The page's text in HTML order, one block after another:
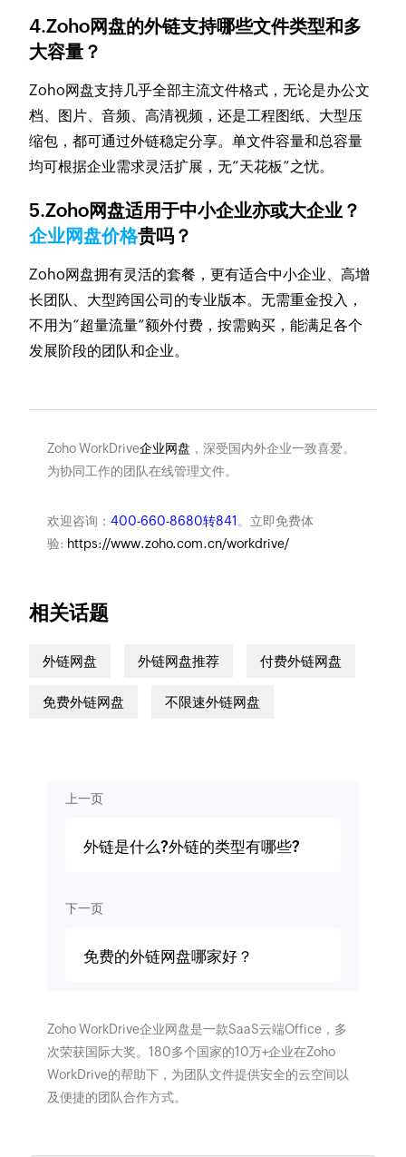
4.Zoho网盘的外链支持哪些文件类型和多
大容量？
Zoho网盘支持几乎全部主流文件格式，无论是办公文
档、图片、音频、高清视频，还是工程图纸、大型压
缩包，都可通过外链稳定分享。单文件容量和总容量
均可根据企业需求灵活扩展，无“天花板”之忧。
5.Zoho网盘适用于中小企业亦或大企业？
企业网盘价格贵吗？
Zoho网盘拥有灵活的套餐，更有适合中小企业、高增
长团队、大型跨国公司的专业版本。无需重金投入，
不用为“超量流量”额外付费，按需购买，能满足各个
发展阶段的团队和企业。
Zoho WorkDrive企业网盘 ，深受国内外企业一致喜爱。
为协同工作的团队在线管理文件。
欢迎咨询： 400-660-8680转841 。立即免费体
验: https://www.zoho.com.cn/workdrive/
相关话题
外链网盘 外链网盘推荐 付费外链网盘
免费外链网盘 不限速外链网盘
上一页
外链是什么?外链的类型有哪些?
下一页
免费的外链网盘哪家好？
Zoho WorkDrive企业网盘是一款SaaS云端Office，多
次荣获国际大奖。180多个国家的10万+企业在Zoho
WorkDrive的帮助下，为团队文件提供安全的云空间以
及便捷的团队合作方式。